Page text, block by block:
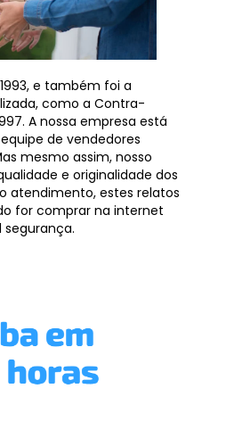
e também foi a
como a Contra-
A nossa empresa est
de vendedores
mesmo assim, nosso
e originalidade dos
atendimento, estes relatos
for comprar na internet